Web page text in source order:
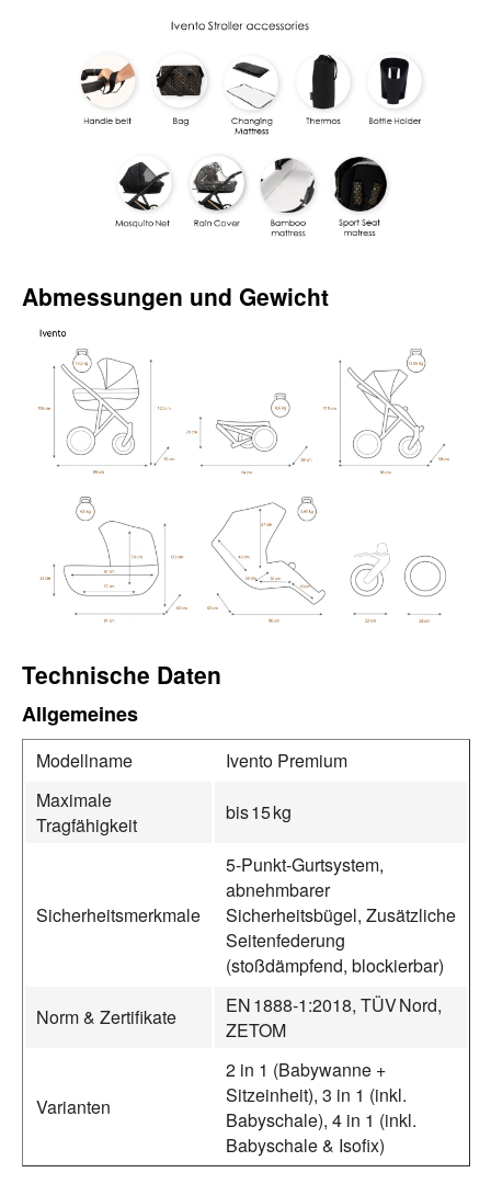
Abmessungen und Gewicht
Technische Daten
Allgemeines
Modellname
Ivento Premium
Maximale
Tragfähigkeit
bis 15 kg
Sicherheitsmerkmale
5‑Punkt‑Gurtsystem,
abnehmbarer
Sicherheitsbügel, Zusätzliche
Seitenfederung
(stoßdämpfend, blockierbar)
Norm & Zertifikate
EN 1888‑1:2018, TÜV Nord,
ZETOM
Varianten
2 in 1 (Babywanne +
Sitzeinheit), 3 in 1 (inkl.
Babyschale), 4 in 1 (inkl.
Babyschale & Isofix)